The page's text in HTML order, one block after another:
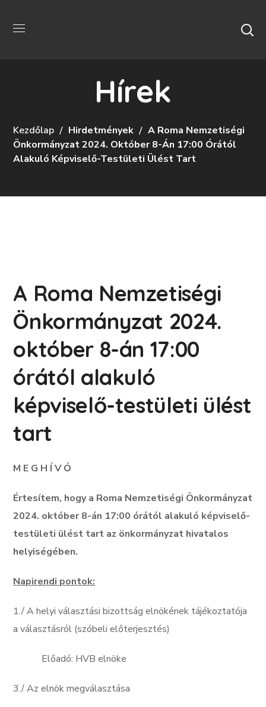
Hírek
Kezdőlap Hirdetmények
A Roma Nemzetiségi
Önkormányzat 2024. Október 8-Án 17:00 Órától
Alakuló Képviselő-Testületi Ülést Tart
A Roma Nemzetiségi
Önkormányzat 2024.
október 8-án 17:00
órától alakuló
képviselő-testületi ülést
tart
M E G H Í V Ó
Értesítem, hogy a Roma Nemzetiségi Önkormányzat
2024. október 8-án 17:00 órától alakuló képviselő-
testületi ülést tart az önkormányzat hivatalos
helyiségében.
Napirendi pontok:
1./ A helyi választási bizottság elnökének tájékoztatója
a választásról (szóbeli előterjesztés)
Előadó: HVB elnöke
3./ Az elnök megválasztása